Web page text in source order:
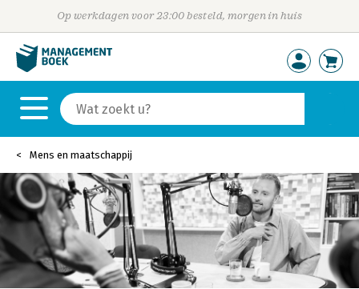
Op werkdagen voor 23:00 besteld, morgen in huis
Mens en maatschappij